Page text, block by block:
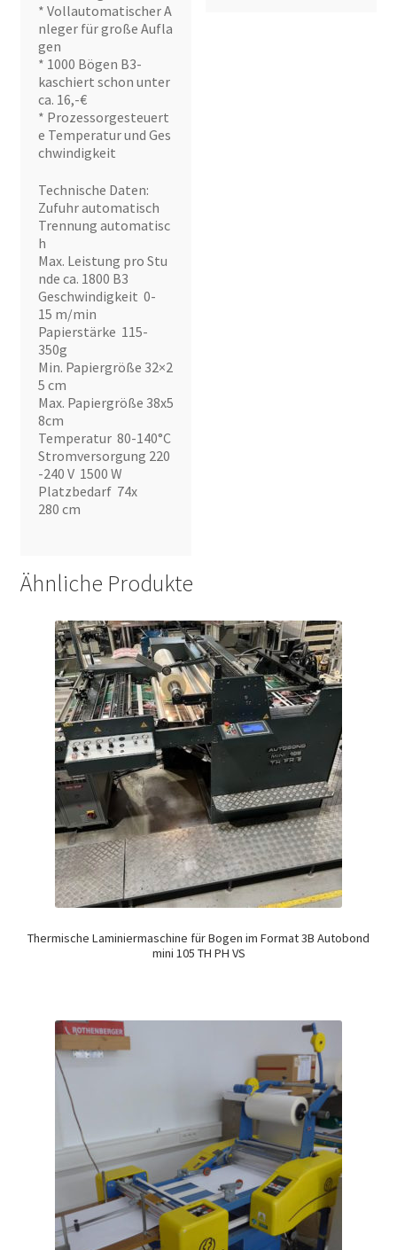
* Vollautomatischer A
nleger für große Aufla
gen
* 1000 Bögen B3-
kaschiert schon unter
ca. 16,-€
* Prozessorgesteuert
e Temperatur und Ges
chwindigkeit
Technische Daten:
Zufuhr automatisch
Trennung automatisc
h
Max. Leistung pro Stu
nde ca. 1800 B3
Geschwindigkeit 0-
15 m/min
Papierstärke 115-
350g
Min. Papiergröße 32×2
5 cm
Max. Papiergröße 38x5
8cm
Temperatur 80-140°C
Stromversorgung 220
-240 V 1500 W
Platzbedarf 74x
280 cm
Ähnliche Produkte
Thermische Laminiermaschine für Bogen im Format 3B Autobond
mini 105 TH PH VS